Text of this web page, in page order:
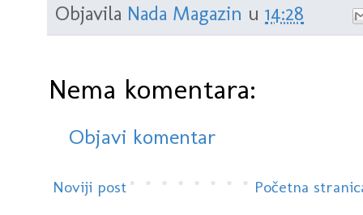
Objavila Nada Magazin u 14:28
Nema komentara:
Objavi komentar
Noviji post Početna